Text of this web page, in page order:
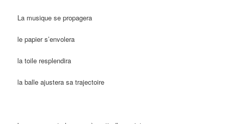
La musique se propagera
le papier s’envolera
la toile resplendira
la balle ajustera sa trajectoire